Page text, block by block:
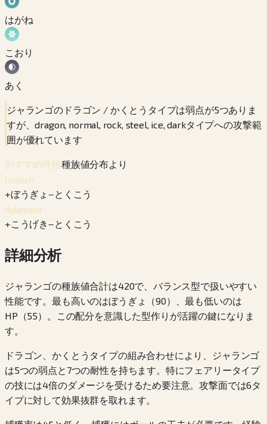
はがね
こおり
あく
ジャランゴのドラゴン / かくとうタイプは弱点が5つありま
すが、dragon, normal, rock, steel, ice, darkタイプへの攻撃範
囲が優れています
おすすめ性格種族値分布より
Impish
+ぼうぎょ−とくこう
Adamant
+こうげき−とくこう
詳細分析
ジャランゴの種族値合計は420で、バランス型で扱いやすい
性能です。最も高いのはぼうぎょ（90）、最も低いのは
HP（55）。この配分を意識した型作りが活躍の鍵になりま
す。
ドラゴン、かくとうタイプの組み合わせにより、ジャランゴ
は5つの弱点と7つの耐性を持ちます。特にフェアリータイプ
の技には4倍のダメージを受けるため要注意。攻撃面では6タ
イプに対して効果抜群を取れます。